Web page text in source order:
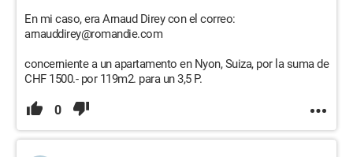
- La siguiente información es requerida para la visita:
NOMBRE:
INGRESO mensual:
DURACIÓN DEL CONTRATO:
Número de habitantes:
Teléfono(s):
En mi caso, era Arnaud Direy con el correo:
arnauddirey@romandie.com
concerniente a un apartamento en Nyon, Suiza, por la suma de
CHF 1500.- por 119m2. para un 3,5 P.
0